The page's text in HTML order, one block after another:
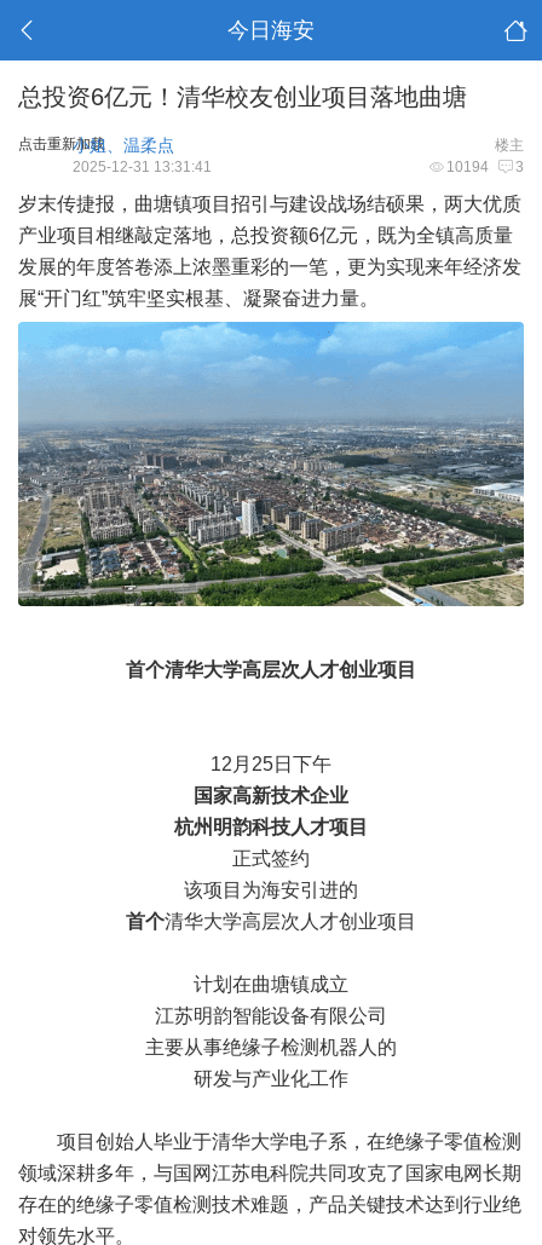
今日海安
总投资6亿元！清华校友创业项目落地曲塘
点击重新加载 楼主
小姐、温柔点
10194 3
2025-12-31 13:31:41
岁末传捷报，曲塘镇项目招引与建设战场结硕果，两大优质
产业项目相继敲定落地，总投资额6亿元，既为全镇高质量
发展的年度答卷添上浓墨重彩的一笔，更为实现来年经济发
展“开门红”筑牢坚实根基、凝聚奋进力量。
首个清华大学高层次人才创业项目
12月25日下午
国家高新技术企业
杭州明韵科技人才项目
正式签约
该项目为海安引进的
首个清华大学高层次人才创业项目
计划在曲塘镇成立
江苏明韵智能设备有限公司
主要从事绝缘子检测机器人的
研发与产业化工作
项目创始人毕业于清华大学电子系，在绝缘子零值检测
领域深耕多年，与国网江苏电科院共同攻克了国家电网长期
存在的绝缘子零值检测技术难题，产品关键技术达到行业绝
对领先水平。